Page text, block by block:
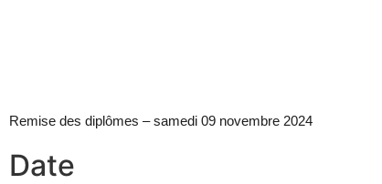
Remise des diplômes – samedi 09 novembre 2024
Date